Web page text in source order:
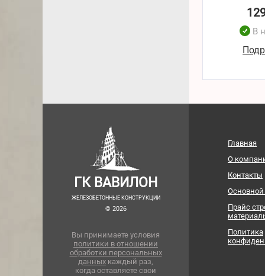
В
ГК ВАВИЛОН
ЖЕЛЕЗОБЕТОННЫЕ КОНСТРУКЦИИ
© 2026
Вы принимаете условия
политики в отношении
обработки персональных
данных каждый раз,
когда оставляете свои
Главная
О
Контакты
Основной
Прайс
Политика